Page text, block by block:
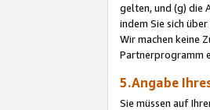
gelten, und (g) die
indem Sie sich
Wir machen keine
Partnerprogramm
5.Angabe
Sie müssen auf